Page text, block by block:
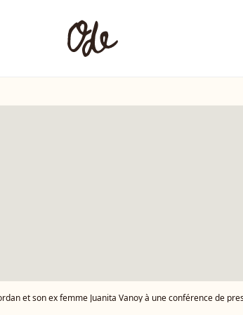
et son ex femme Juanita Vanoy à une conférence de